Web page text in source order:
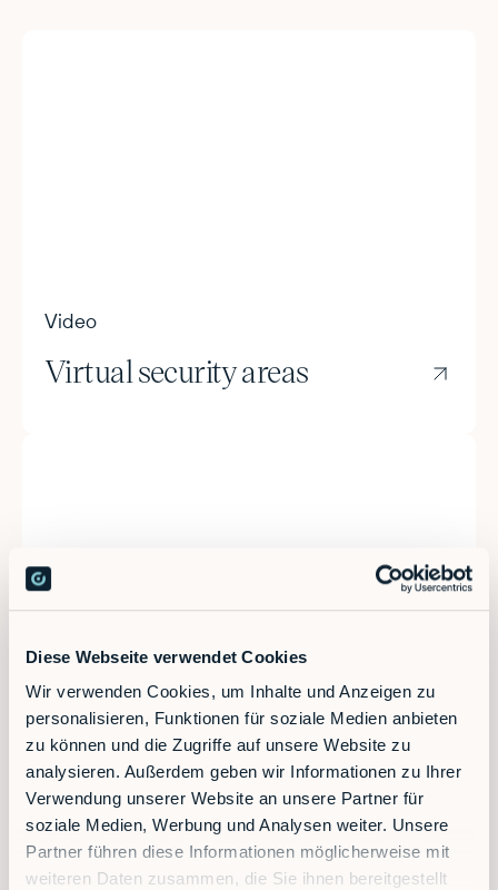
Diese Webseite verwendet Cookies
Wir verwenden Cookies, um Inhalte und Anzeigen zu
personalisieren, Funktionen für soziale Medien anbieten
zu können und die Zugriffe auf unsere Website zu
analysieren. Außerdem geben wir Informationen zu Ihrer
Verwendung unserer Website an unsere Partner für
soziale Medien, Werbung und Analysen weiter. Unsere
Partner führen diese Informationen möglicherweise mit
weiteren Daten zusammen, die Sie ihnen bereitgestellt
Video
Virtual security areas
Video
Cartesian speed limit